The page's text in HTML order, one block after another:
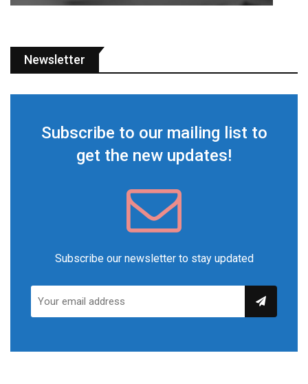
Newsletter
Subscribe to our mailing list to
get the new updates!
Subscribe our newsletter to stay updated